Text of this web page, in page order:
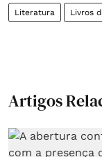
Literatura Livros
Artigos